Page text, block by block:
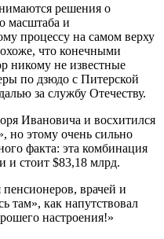
решения о
масштаба и
процессу на самом верху
что конечными
никому не известные
по дзюдо с Питерской
за службу Отечеству.
Ивановича и восхитился
но этому очень сильно
факта: эта комбинация
и стоит $83,18 млрд.
пенсионеров, врачей и
там», как напутствовал
настроения!»